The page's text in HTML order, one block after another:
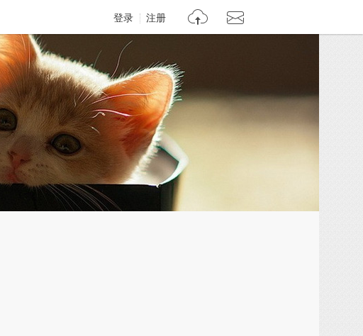
登录 注册